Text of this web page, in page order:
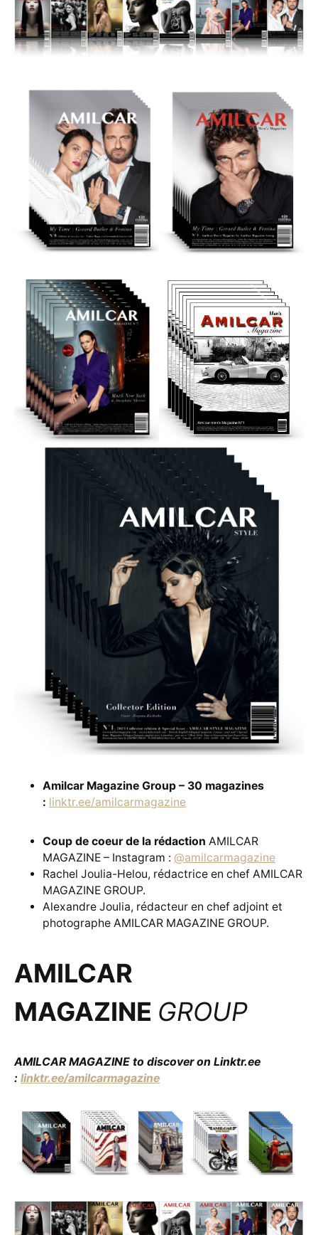
Amilcar Magazine Group – 30 magazines
: linktr.ee/amilcarmagazine
Coup de coeur de la rédaction AMILCAR
MAGAZINE – Instagram : @amilcarmagazine
Rachel Joulia-Helou, rédactrice en chef AMILCAR
MAGAZINE GROUP.
Alexandre Joulia, rédacteur en chef adjoint et
photographe AMILCAR MAGAZINE GROUP.
AMILCAR
MAGAZINE GROUP
AMILCAR MAGAZINE to discover on Linktr.ee
: linktr.ee/amilcarmagazine